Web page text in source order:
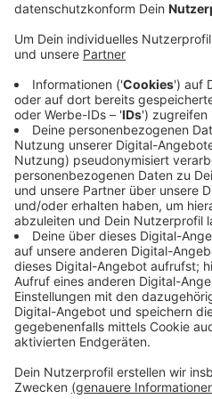
Veröffentlicht:Freitag,
Hier soll es regelmäßige
und Schulen geben. Sie
Thema Umwelt und Natur
Mülltrennung,
die Woche findet hier ein
regelmäßige
Monaten wurde das alte
fertig gemacht, jetzt soll im
Streuobstwiese angelegt
den Angeboten in der
Infos.
Anzeige